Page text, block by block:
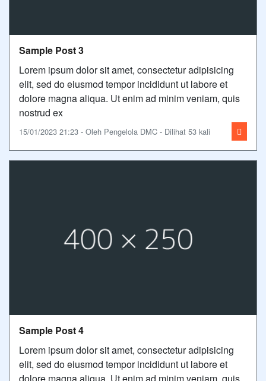
Sample Post 3
Lorem ipsum dolor sit amet, consectetur adipisicing
elit, sed do eiusmod tempor incididunt ut labore et
dolore magna aliqua. Ut enim ad minim veniam, quis
nostrud ex
15/01/2023 21:23 - Oleh Pengelola DMC - Dilihat 53 kali
Sample Post 4
Lorem ipsum dolor sit amet, consectetur adipisicing
elit, sed do eiusmod tempor incididunt ut labore et